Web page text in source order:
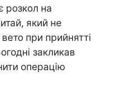
розкол на
який не
при прийнятті
закликав
операцію